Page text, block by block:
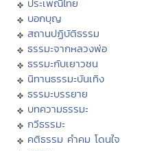
ประเพณีไทย
บอกบุญ
สถานปฏิบัติธรรม
ธรรมะจากหลวงพ่อ
ธรรมะกับเยาวชน
นิทานธรรมะบันเทิง
ธรรมะบรรยาย
บทความธรรมะ
กวีธรรมะ
คติธรรม คำคม โดนใจ